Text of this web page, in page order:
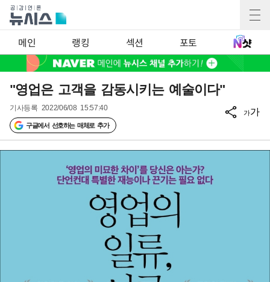
메인 랭킹 섹션 포토
"영업은 고객을 감동시키는 예술이다"
기사등록 2022/06/08 15:57:40
구글에서 선호하는 매체로 추가
가가